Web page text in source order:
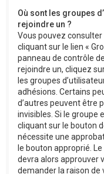
Où sont les groupes
rejoindre un ?
Vous pouvez consulter
cliquant sur le lien «
panneau de contrôle
rejoindre un, cliquez
les groupes
adhésions. Certains
d’autres peuvent être
invisibles. Si le groupe
cliquant sur le bouton
nécessite une
le bouton approprié.
devra alors approuver
demander la raison de